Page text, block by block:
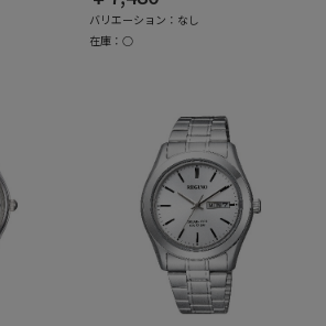
バリエーション：なし
在庫：○